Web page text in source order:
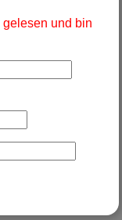
gelesen und bin